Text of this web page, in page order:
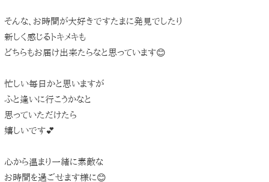
そんな、お時間が大好きですたまに発見でしたり
新しく感じるトキメキも
どちらもお届け出来たらなと思っています😊
忙しい毎日かと思いますが
ふと逢いに行こうかなと
思っていただけたら
嬉しいです💕
心から温まり一緒に素敵な
お時間を過ごせます様に😊